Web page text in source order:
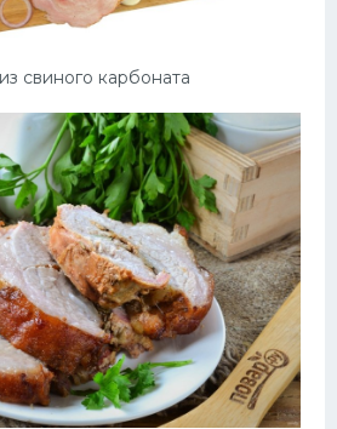
свиного карбоната